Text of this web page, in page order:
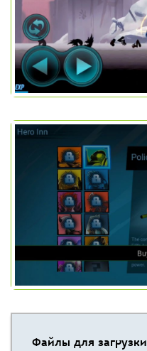
Файлы для загрузки